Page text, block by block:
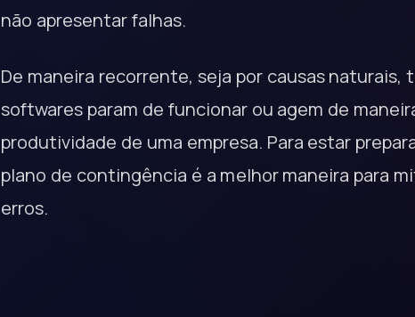
não apresentar falhas.
De maneira recorrente, seja por causas naturais,
softwares param de funcionar ou agem de
produtividade de uma empresa. Para estar
plano de contingência é a melhor maneira para
erros.